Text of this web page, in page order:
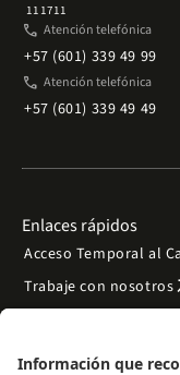
111711
phone Atención telefónica
+57 (601) 339 49 99
phone Atención telefónica
+57 (601) 339 49 49
Enlaces rápidos
Acceso Temporal al
Trabaje con nosotros
Preguntas frecuentes